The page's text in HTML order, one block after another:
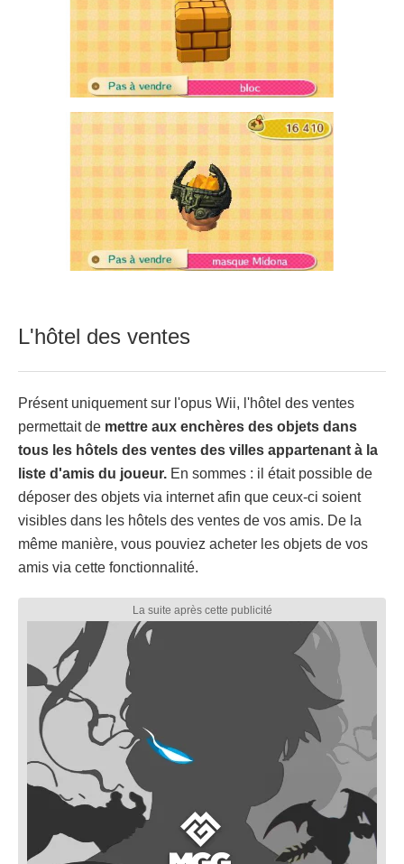
L'hôtel des ventes
Présent uniquement sur l'opus Wii, l'hôtel des ventes
permettait de mettre aux enchères des objets dans
tous les hôtels des ventes des villes appartenant à la
liste d'amis du joueur. En sommes : il était possible de
déposer des objets via internet afin que ceux-ci soient
visibles dans les hôtels des ventes de vos amis. De la
même manière, vous pouviez acheter les objets de vos
amis via cette fonctionnalité.